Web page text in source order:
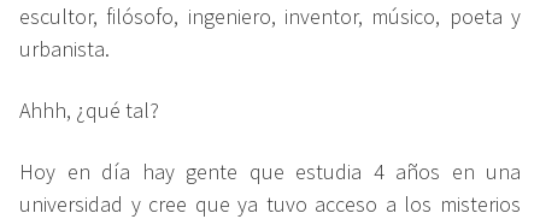
escultor, filósofo, ingeniero, inventor, músico, poeta y
urbanista.
Ahhh, ¿qué tal?
Hoy en día hay gente que estudia 4 años en una
universidad y cree que ya tuvo acceso a los misterios